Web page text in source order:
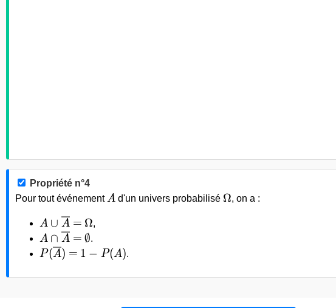
Propriété n°4
Pour tout événement A
A d'un univers probabilisé \Omega
Ω, on a :
A\cup \overline{A} =
A ∪ A = \Omega
Ω,
A \cap \overline{A} =
A ∩ A = \emptyset
∅.
P(\overline{A}) =
P(A) = 1 - P(A)
1 − P(A).